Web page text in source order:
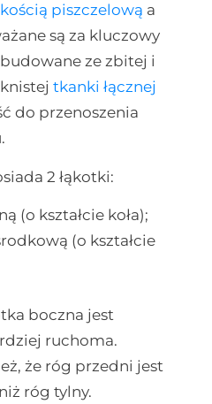
kością piszczelową a
są za kluczowy
ze zbitej i
tkanki łącznej
do przenoszenia
2 łąkotki:
(o kształcie koła);
(o kształcie
boczna jest
ruchoma.
że róg przedni jest
róg tylny.